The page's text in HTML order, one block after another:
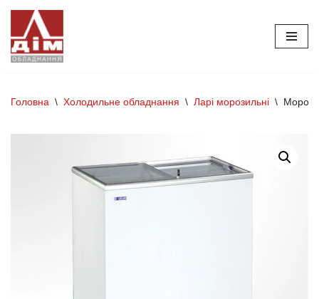
Перейти
до
Головна \ Холодильне обладнання \ Ларі морозильні \